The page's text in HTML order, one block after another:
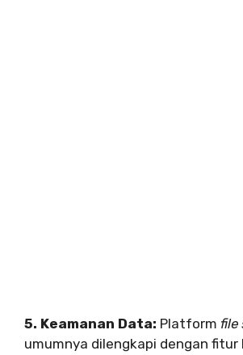
5. Keamanan Data: Platform file
umumnya dilengkapi dengan fitur